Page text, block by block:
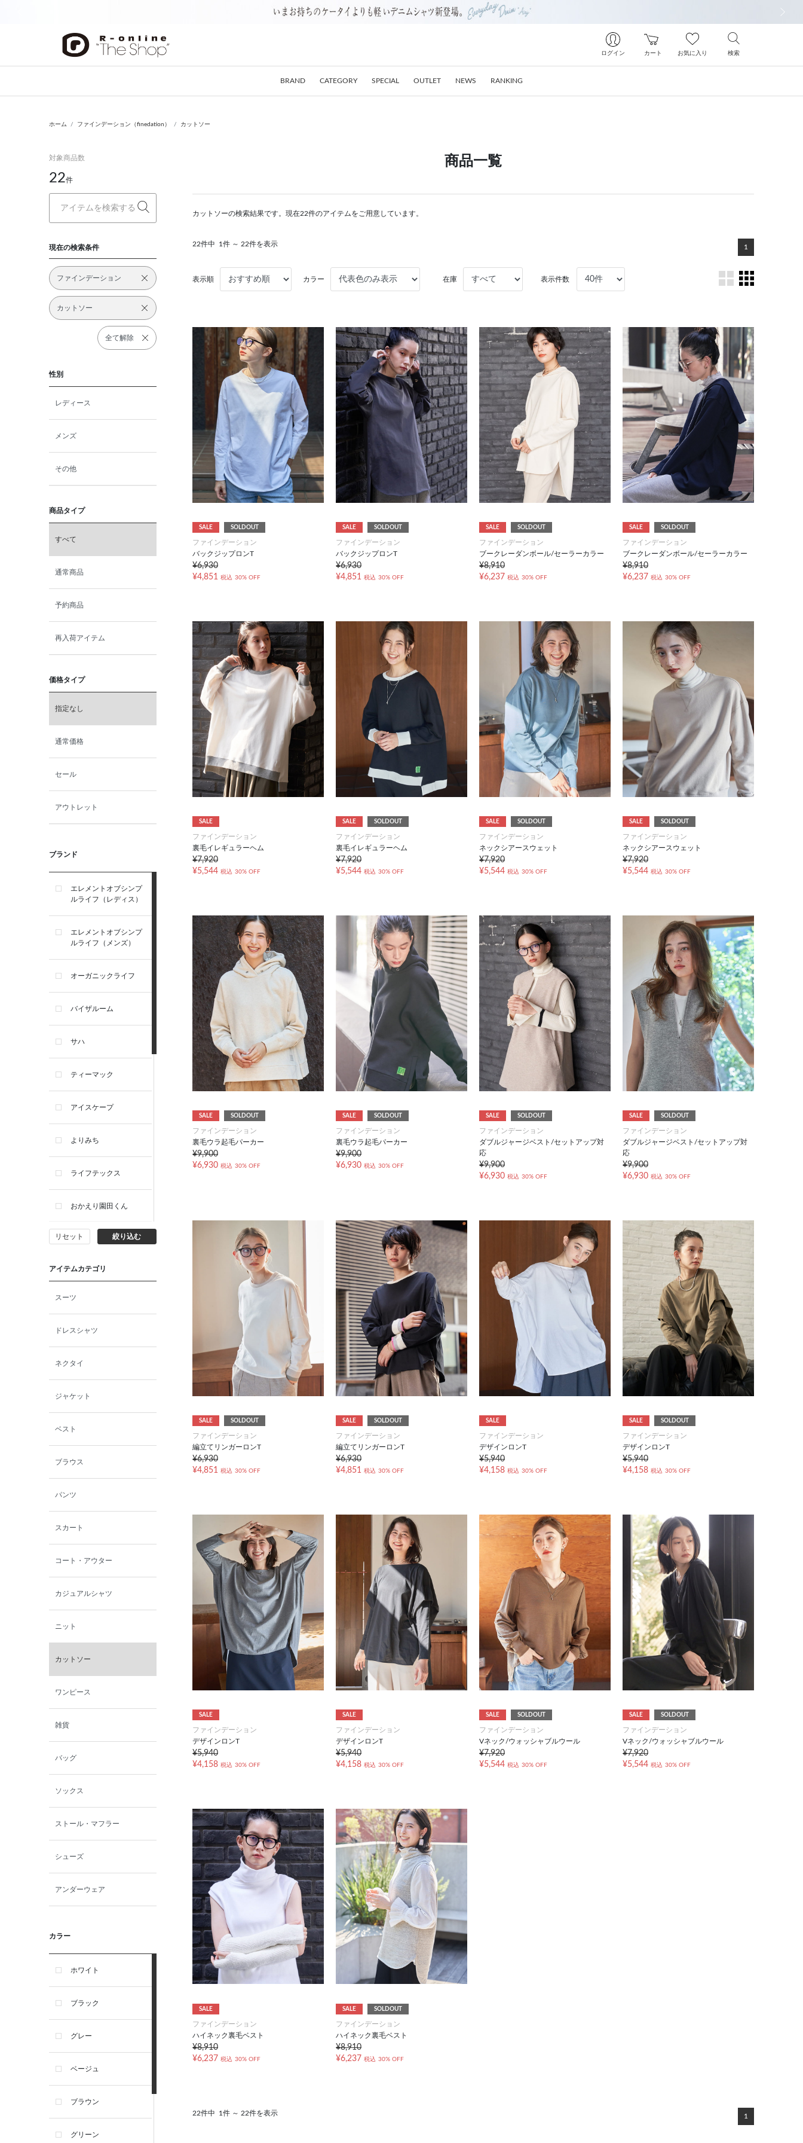
ログイン カート お気に入り 検索
BRAND CATEGORY SPECIAL OUTLET NEWS RANKING
ホーム ファインデーション（finedation） カットソー
対象商品数
22件
現在の検索条件
ファインデーション
カットソー
全て解除
性別
レディース
メンズ
その他
商品タイプ
すべて
通常商品
予約商品
再入荷アイテム
価格タイプ
指定なし
通常価格
セール
アウトレット
ブランド
エレメントオブシンプ
ルライフ（レディス）
エレメントオブシンプ
ルライフ（メンズ）
オーガニックライフ
バイザルーム
サハ
ティーマック
アイスケープ
よりみち
ライフテックス
おかえり園田くん
ビー・エー・ジー
イヴィスト
ン
西脇シリーズ
小泉革店
シャミー
パーソンズジーンズ
ファインデーション
ローズペッシュ / パル
モンド
リセット 絞り込む
アイテムカテゴリ
スーツ
ドレスシャツ
ネクタイ
ジャケット
ベスト
ブラウス
パンツ
スカート
コート・アウター
カジュアルシャツ
ニット
カットソー
ワンピース
雑貨
バッグ
ソックス
ストール・マフラー
シューズ
アンダーウェア
カラー
ホワイト
ブラック
グレー
ベージュ
ブラウン
グリーン
商品一覧
カットソーの検索結果です。現在22件のアイテムをご用意しています。
22件中 1件 ～ 22件を表示 1
表示順 カラー 在庫 表示件数
SALE SOLDOUT
ファインデーション
バックジップロンT
¥6,930
¥4,851 税込 30% OFF
SALE SOLDOUT
ファインデーション
バックジップロンT
¥6,930
¥4,851 税込 30% OFF
SALE SOLDOUT
ファインデーション
ブークレーダンボール/セーラーカラー
¥8,910
¥6,237 税込 30% OFF
SALE SOLDOUT
ファインデーション
ブークレーダンボール/セーラーカラー
¥8,910
¥6,237 税込 30% OFF
SALE
ファインデーション
裏毛イレギュラーヘム
¥7,920
¥5,544 税込 30% OFF
SALE SOLDOUT
ファインデーション
裏毛イレギュラーヘム
¥7,920
¥5,544 税込 30% OFF
SALE SOLDOUT
ファインデーション
ネックシアースウェット
¥7,920
¥5,544 税込 30% OFF
SALE SOLDOUT
ファインデーション
ネックシアースウェット
¥7,920
¥5,544 税込 30% OFF
SALE SOLDOUT
ファインデーション
裏毛ウラ起毛パーカー
¥9,900
¥6,930 税込 30% OFF
SALE SOLDOUT
ファインデーション
裏毛ウラ起毛パーカー
¥9,900
¥6,930 税込 30% OFF
SALE SOLDOUT
ファインデーション
ダブルジャージベスト/セットアップ対
応
¥9,900
¥6,930 税込 30% OFF
SALE SOLDOUT
ファインデーション
ダブルジャージベスト/セットアップ対
応
¥9,900
¥6,930 税込 30% OFF
SALE SOLDOUT
ファインデーション
編立てリンガーロンT
¥6,930
¥4,851 税込 30% OFF
SALE SOLDOUT
ファインデーション
編立てリンガーロンT
¥6,930
¥4,851 税込 30% OFF
SALE
ファインデーション
デザインロンT
¥5,940
¥4,158 税込 30% OFF
SALE SOLDOUT
ファインデーション
デザインロンT
¥5,940
¥4,158 税込 30% OFF
SALE
ファインデーション
デザインロンT
¥5,940
¥4,158 税込 30% OFF
SALE
ファインデーション
デザインロンT
¥5,940
¥4,158 税込 30% OFF
SALE SOLDOUT
ファインデーション
Vネック/ウォッシャブルウール
¥7,920
¥5,544 税込 30% OFF
SALE SOLDOUT
ファインデーション
Vネック/ウォッシャブルウール
¥7,920
¥5,544 税込 30% OFF
SALE
ファインデーション
ハイネック裏毛ベスト
¥8,910
¥6,237 税込 30% OFF
SALE SOLDOUT
ファインデーション
ハイネック裏毛ベスト
¥8,910
¥6,237 税込 30% OFF
22件中 1件 ～ 22件を表示 1